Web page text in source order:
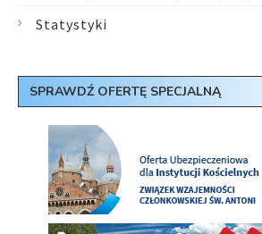
Statystyki
SPRAWDŹ OFERTĘ SPECJALNĄ